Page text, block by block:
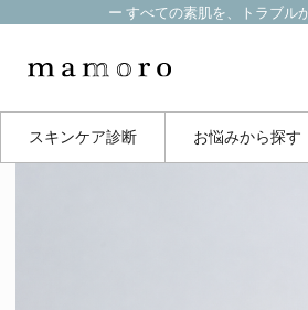
ー すべての素肌を、トラブル
スキンケア診断 お悩みから探す